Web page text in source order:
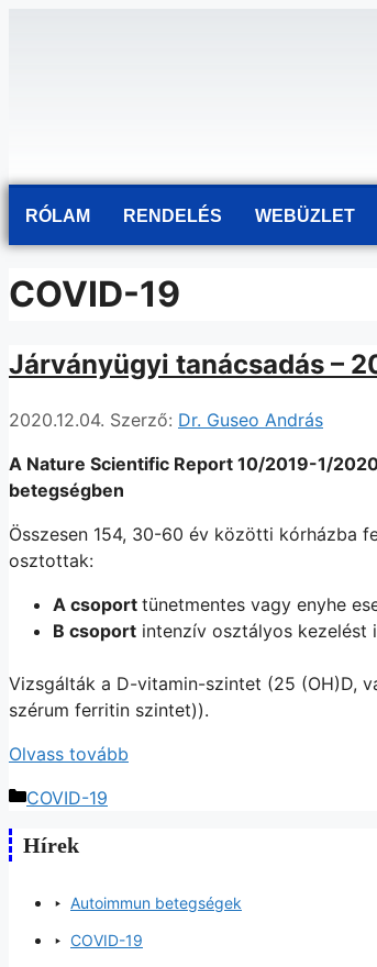
RÓLAM RENDELÉS WEBÜZLET
COVID-19
Járványügyi tanácsadás –
2020.12.04. Szerző: Dr. Guseo András
A Nature Scientific Report 10/2019-1/
betegségben
Összesen 154, 30-60 év közötti kórházba
osztottak:
A csoport tünetmentes vagy enyhe
B csoport intenzív osztályos kezelést
Vizsgálták a D-vitamin-szintet (25 (OH)D,
szérum ferritin szintet)).
Olvass tovább
COVID-19
Hírek
Autoimmun betegségek
COVID-19